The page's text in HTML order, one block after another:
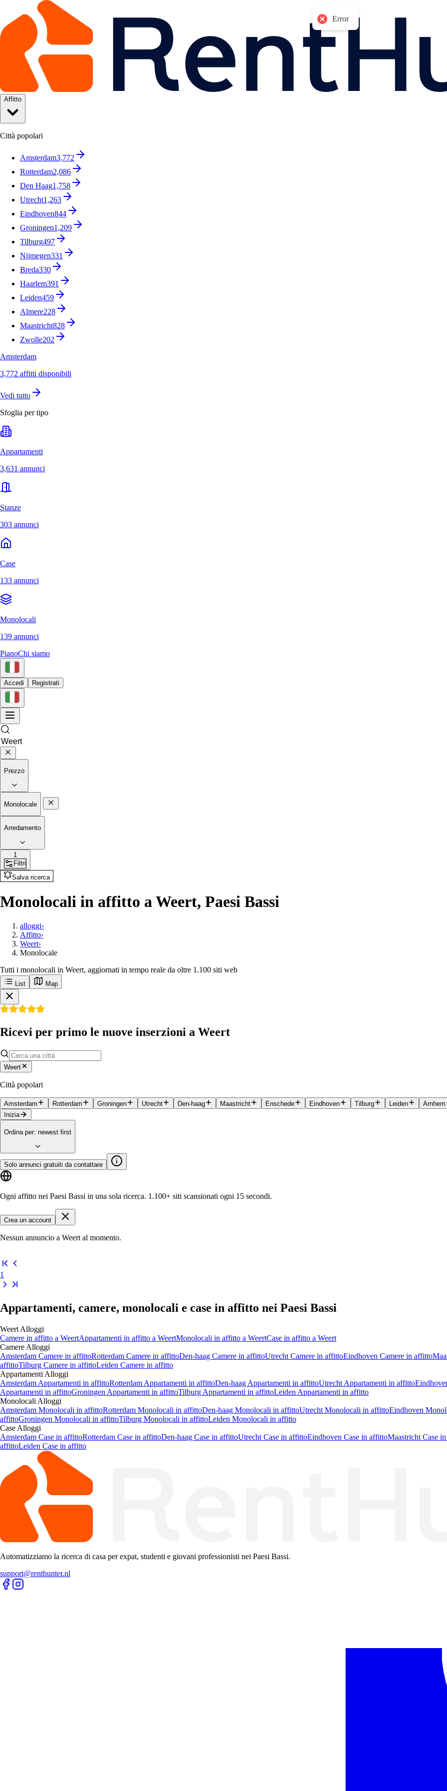
Affitto
Città popolari
Amsterdam3,772
Rotterdam2,086
Den Haag1,758
Utrecht1,263
Eindhoven844
Groningen1,209
Tilburg497
Nijmegen331
Breda330
Haarlem391
Leiden459
Almere228
Maastricht828
Zwolle202
Amsterdam
3,772 affitti disponibili
Vedi tutto
Sfoglia per tipo
Appartamenti
3,631 annunci
Stanze
303 annunci
Case
133 annunci
Monolocali
139 annunci
PianoChi siamo
Accedi Registrati
Prezzo
Monolocale
Arredamento
1
Filtri
Salva ricerca
Monolocali in affitto a Weert, Paesi Bassi
alloggi›
Affitto›
Weert›
Monolocale
Tutti i monolocali in Weert, aggiornati in tempo reale da oltre 1.100 siti web
List Map
Ricevi per primo le nuove inserzioni a Weert
Weert
Città popolari
Amsterdam Rotterdam Groningen Utrecht Den-haag Maastricht Enschede Eindhoven Tilburg Leiden Arnhem
Inizia
Ordina per: newest first
Solo annunci gratuiti da contattare
Ogni affitto nei Paesi Bassi in una sola ricerca. 1.100+ siti scansionati ogni 15 secondi.
Crea un account
Nessun annuncio a Weert al momento.
1
Appartamenti, camere, monolocali e case in affitto nei Paesi Bassi
Weert Alloggi
Camere in affitto a WeertAppartamenti in affitto a WeertMonolocali in affitto a WeertCase in affitto a Weert
Camere Alloggi
Amsterdam Camere in affittoRotterdam Camere in affittoDen-haag Camere in affittoUtrecht Camere in affittoEindhoven Camere in affitto
affittoTilburg Camere in affittoLeiden Camere in affitto
Appartamenti Alloggi
Amsterdam Appartamenti in affittoRotterdam Appartamenti in affittoDen-haag Appartamenti in affittoUtrecht Appartamenti in affitto
Appartamenti in affittoGroningen Appartamenti in affittoTilburg Appartamenti in affittoLeiden Appartamenti in affitto
Monolocali Alloggi
Amsterdam Monolocali in affittoRotterdam Monolocali in affittoDen-haag Monolocali in affittoUtrecht Monolocali in affittoEindhoven
affittoGroningen Monolocali in affittoTilburg Monolocali in affittoLeiden Monolocali in affitto
Case Alloggi
Amsterdam Case in affittoRotterdam Case in affittoDen-haag Case in affittoUtrecht Case in affittoEindhoven Case in affittoMaastricht Case
affittoLeiden Case in affitto
Automatizziamo la ricerca di casa per expat, studenti e giovani professionisti nei Paesi Bassi.
support@renthunter.nl
Error